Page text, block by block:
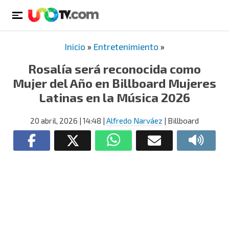
Inicio » Entretenimiento »
Rosalía será reconocida como
Mujer del Año en Billboard Mujeres
Latinas en la Música 2026
20 abril, 2026 | 14:48 | Alfredo Narváez | Billboard